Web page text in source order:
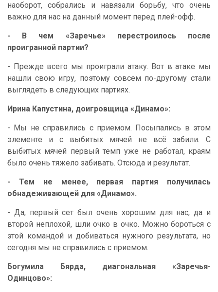
наоборот, собрались и навязали борьбу, что очень
важно для нас на данный момент перед плей-офф.
- В чем «Заречье» перестроилось после
проигранной партии?
- Прежде всего мы проиграли атаку. Вот в атаке мы
нашли свою игру, поэтому совсем по-другому стали
выглядеть в следующих партиях.
Ирина Капустина, доигровщица «Динамо»:
- Мы не справились с приемом. Посыпались в этом
элементе и с выбитых мячей не всё забили. С
выбитых мячей первый темп уже не работал, краям
было очень тяжело забивать. Отсюда и результат.
- Тем не менее, первая партия получилась
обнадеживающей для «Динамо».
- Да, первый сет был очень хорошим для нас, да и
второй неплохой, шли очко в очко. Можно бороться с
этой командой и добиваться нужного результата, но
сегодня мы не справились с приемом.
Богумила Бярда, диагональная «Заречья-
Одинцово»: